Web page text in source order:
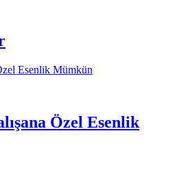
Özel Esenlik